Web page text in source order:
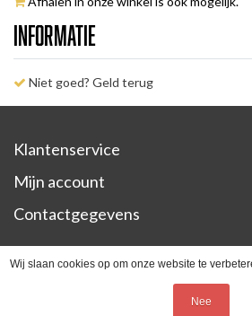
Informatie
Niet goed? Geld terug
Klantenservice
Mijn account
Contactgegevens
Wij slaan cookies op om onze website te
Nee